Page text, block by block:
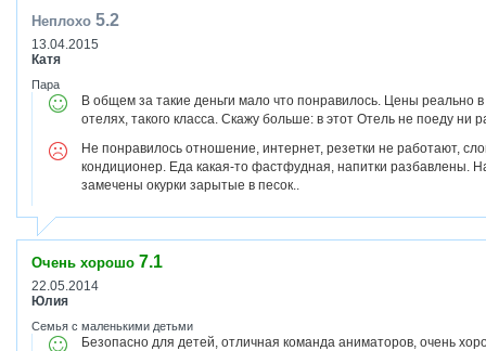
Неплохо 5.2
13.04.2015
Катя
Пара
В общем за такие деньги мало что понравилось. Цены реально
отелях, такого класса. Скажу больше: в этот Отель не поеду
Не понравилось отношение, интернет, резетки не работают,
кондиционер. Еда какая-то фастфудная, напитки разбавлены.
замечены окурки зарытые в песок..
Очень хорошо 7.1
22.05.2014
Юлия
Семья с маленькими детьми
Безопасно для детей, отличная команда аниматоров, очень